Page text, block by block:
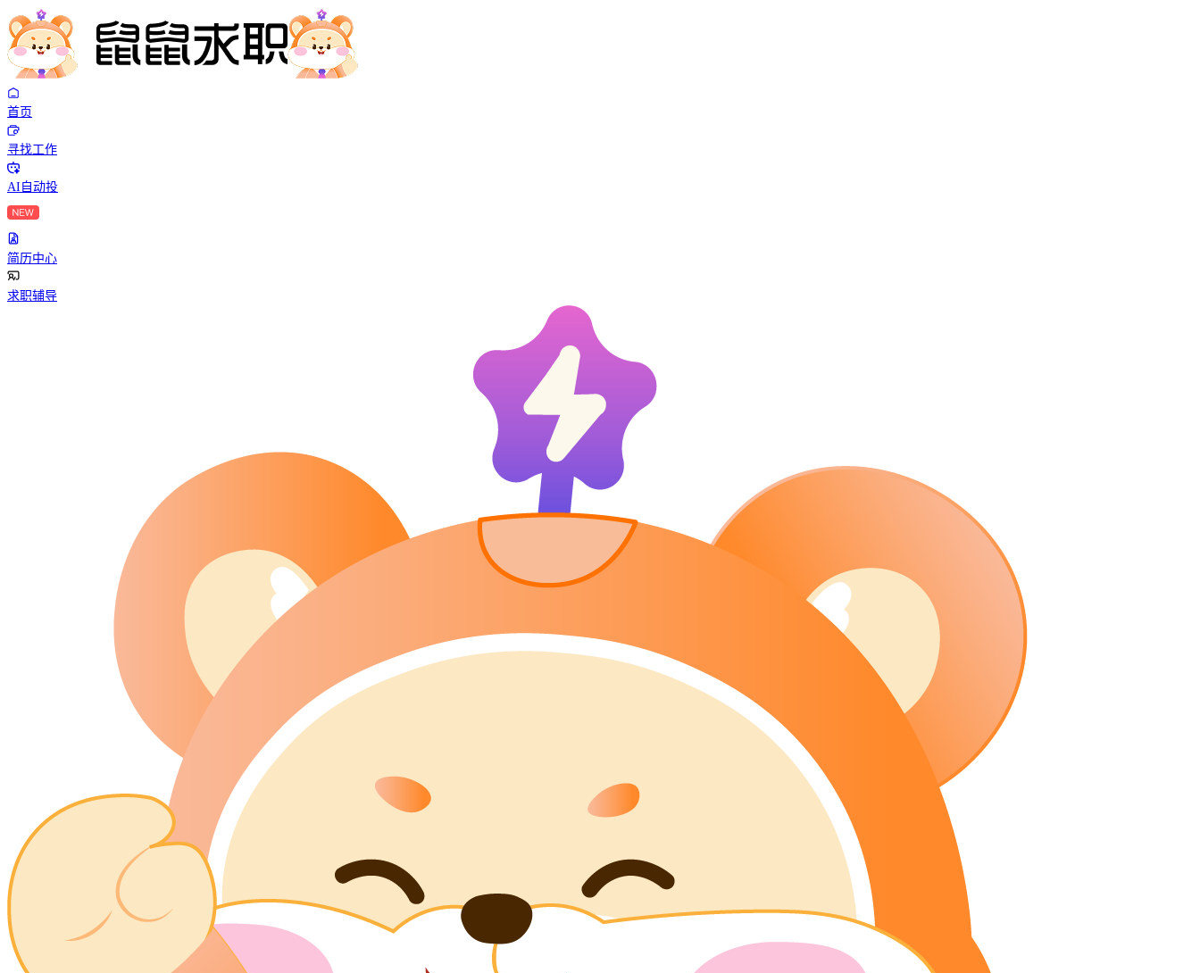
首页
寻找工作
AI自动投
简历中心
求职辅导